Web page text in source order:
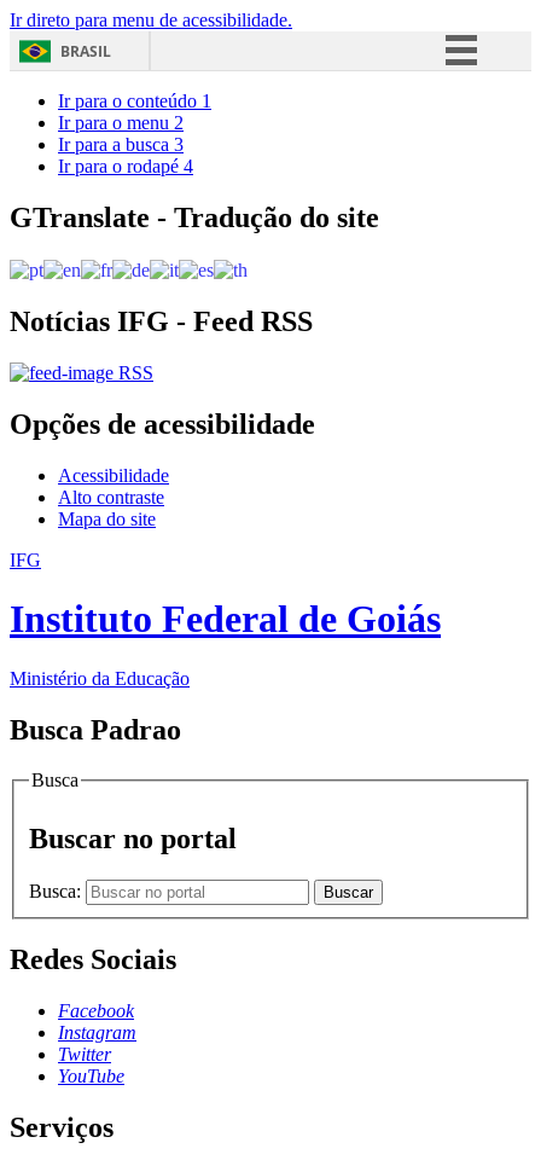
Ir direto para menu de acessibilidade.
BRASIL
Acesso à informação
Ir para o conteúdo 1
Ir para o menu 2
Ir para a busca 3
Ir para o rodapé 4
GTranslate - Tradução do site
Notícias IFG - Feed RSS
RSS
Opções de acessibilidade
Acessibilidade
Alto contraste
Mapa do site
IFG
Instituto Federal de Goiás
Ministério da Educação
Busca Padrao
Busca
Buscar no portal
Busca: Buscar
Redes Sociais
Facebook
Instagram
Twitter
YouTube
Serviços